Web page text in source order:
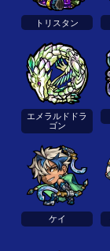
トリスタン
エメラルドドラ
ゴン
ケイ